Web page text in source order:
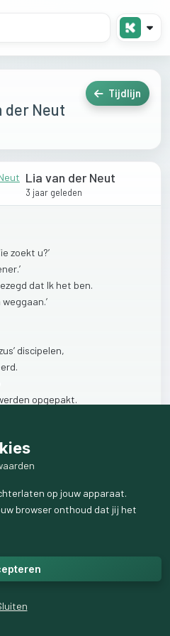
der Neut
Tijdlijn
Lia van der Neut
3 jaar geleden
zoekt u?’
dat Ik het ben.
weggaan.’
discipelen,
opgepakt.
hetlijden
delenin Zijnoverwinning.
op jouw apparaat.
browser onthoud dat jij het